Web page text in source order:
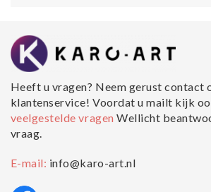
Heeft u vragen? Neem gerust contact
klantenservice! Voordat u mailt kijk
veelgestelde vragenWellicht
vraag.
E-mail: info@karo-art.nl